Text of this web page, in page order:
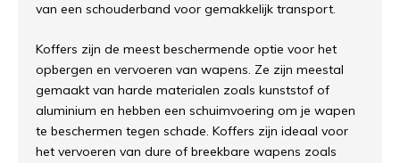
van een schouderband voor gemakkelijk transport.
Koffers zijn de meest beschermende optie voor het
opbergen en vervoeren van wapens. Ze zijn meestal
gemaakt van harde materialen zoals kunststof of
aluminium en hebben een schuimvoering om je wapen
te beschermen tegen schade. Koffers zijn ideaal voor
het vervoeren van dure of breekbare wapens zoals